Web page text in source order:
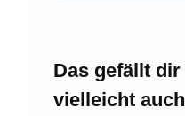
Das gefällt dir
vielleicht auch